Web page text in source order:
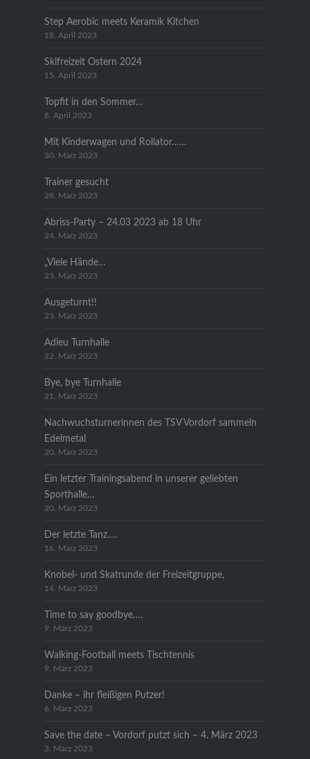
Step Aerobic meets Keramik Kitchen
18. April 2023
Skifreizeit Ostern 2024
15. April 2023
Topfit in den Sommer…
8. April 2023
Mit Kinderwagen und Rollator……
30. März 2023
Trainer gesucht
28. März 2023
Abriss-Party – 24.03 2023 ab 18 Uhr
24. März 2023
„Viele Hände…
23. März 2023
Ausgeturnt!!
23. März 2023
Adieu Turnhalle
22. März 2023
Bye, bye Turnhalle
21. März 2023
Nachwuchsturnerinnen des TSV Vordorf sammeln
Edelmetal
20. März 2023
Ein letzter Trainingsabend in unserer geliebten
Sporthalle…
20. März 2023
Der letzte Tanz….
16. März 2023
Knobel- und Skatrunde der Freizeitgruppe,
14. März 2023
Time to say goodbye….
9. März 2023
Walking-Football meets Tischtennis
9. März 2023
Danke – ihr fleißigen Putzer!
6. März 2023
Save the date – Vordorf putzt sich – 4. März 2023
3. März 2023